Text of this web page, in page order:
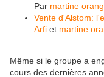
Par martine
Vente d'Alstom:
Arfi et martine
Même si le groupe a
cours des dernières